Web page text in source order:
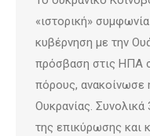
«ιστορική»
κυβέρνηση με την
πρόσβαση στις ΗΠΑ
πόρους, ανακοίνωσε
Ουκρανίας.
της επικύρωσης και